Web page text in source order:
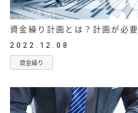
記事
資金繰り計画とは？計画が必
2022.12.08
資金繰り